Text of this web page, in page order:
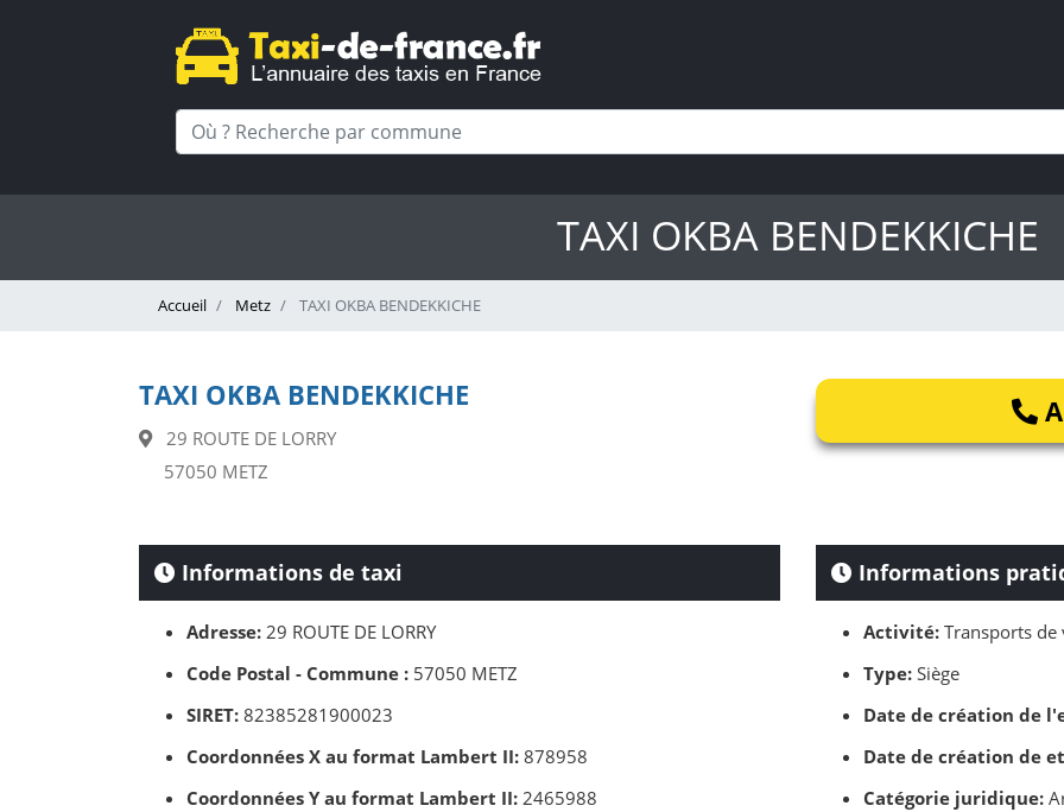
TAXI OKBA BENDEKKICHE
Accueil Metz TAXI OKBA BENDEKKICHE
TAXI OKBA BENDEKKICHE
29 ROUTE DE LORRY
57050 METZ
Informations de taxi
Adresse: 29 ROUTE DE LORRY
Code Postal - Commune : 57050 METZ
SIRET: 82385281900023
Coordonnées X au format Lambert II: 878958
Coordonnées Y au format Lambert II: 2465988
Informations
Activité: Transports de
Type: Siège
Date de création de
Date de création de
Catégorie juridique: